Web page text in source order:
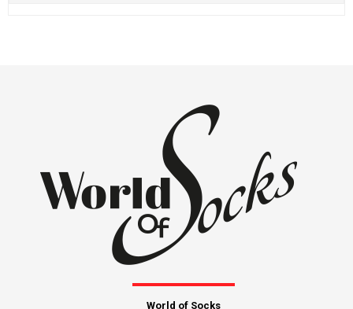
World of Socks